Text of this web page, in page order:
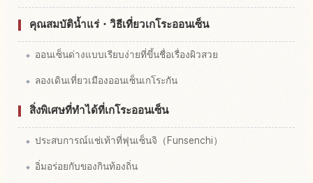
คุณสมบัติน้ำแร่・วิธีเที่ยวเกโระออนเซ็น
ออนเซ็นด่างแบบเรียบง่ายที่ขึ้นชื่อเรื่องผิวสวย
ลองเดินเที่ยวเมืองออนเซ็นเกโระกัน
สิ่งพิเศษที่ทำได้ที่เกโระออนเซ็น
ประสบการณ์แช่เท้าที่ฟุนเซ็นจิ（Funsenchi）
อิ่มอร่อยกับของกินท้องถิ่น